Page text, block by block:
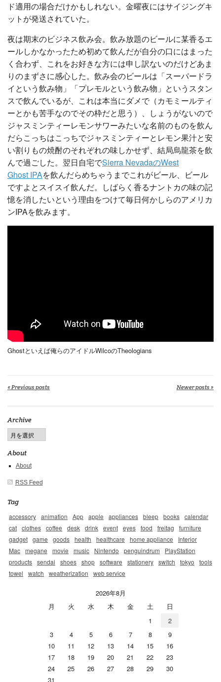
ド適用の場合だけかもしれない。金曜夜にはサイジングキ
ットが発送されていた。
夜は期末のビジネス飲み会。飲み放題のビールに某香るエ
ールしかなかったため初めて飲んだが自分の口にはまった
く合わず、これをお好きな方には申し訳ないのだけどあま
りのまずさに感心した。飲み会のビールは「スーパードラ
イという飲み物」「プレモルという飲み物」というスタン
スで飲んでいるが、これは本当にダメで（カモミールティ
ーとかも苦手なのでその枠だと思う）、しょうがないので
ジャスミンティーレモンサワーみたいな名前のものを飲ん
だらこっちはこっちでジャスミンティーとレモン果汁と安
い割りもの焼酎のそれぞれの味しかせず、結局烏龍茶を飲
んで過ごした。翌日自宅でSierra NevadaのWest
Ghost IPAを飲んだらめちゃうまでこれがビール、ビール
ですよとスイスイ飲んだ。しばらく香るナントカの味の記
憶を消したいという理由をつけて毎日何かしらのアメリカ
ンIPAを飲みます。
Ghostといえば俺らのアイドルWilcoのTheologians
« Previous posts Newer posts »
Archive
About
About
RSS Feed
Tag
accessory animation App apple appliances bleep books calendar
cat clothes coffee desk drink event eyes food freitag
furniture
gadget game goods health healthcare home appliance
Interior
Mac megane movie music Nintendo penguindrum
PlayStation
products sendai shoes shop software stationery switch tokyo
tools
towel
watch weatherization web service
2026年8月
月
火 水 木 金 土
日
1
2
3
4 5 6 7 8
9
10
11 12 13 14 15
16
17
18 19 20 21 22
23
24
25 26 27 28 29
30
31